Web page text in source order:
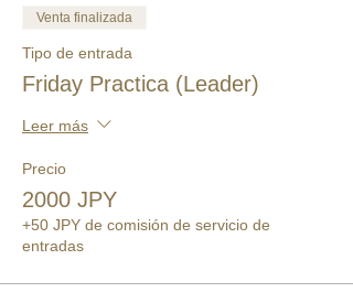
Venta finalizada
Tipo de entrada
Friday Practica (Leader)
Leer más
Precio
2000 JPY
+50 JPY de comisión de servicio de
entradas